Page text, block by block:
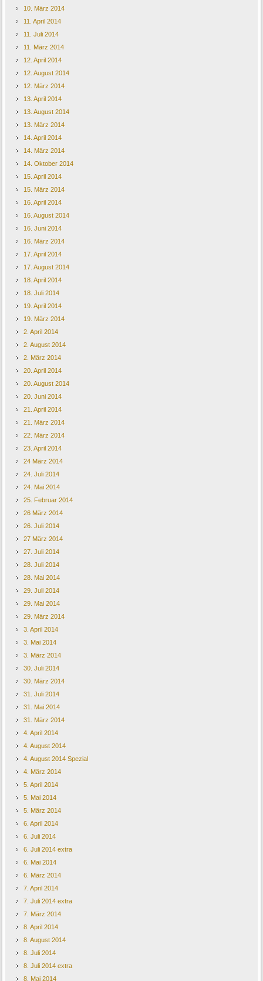
10. März 2014
11. April 2014
11. Juli 2014
11. März 2014
12. April 2014
12. August 2014
12. März 2014
13. April 2014
13. August 2014
13. März 2014
14. April 2014
14. März 2014
14. Oktober 2014
15. April 2014
15. März 2014
16. April 2014
16. August 2014
16. Juni 2014
16. März 2014
17. April 2014
17. August 2014
18. April 2014
18. Juli 2014
19. April 2014
19. März 2014
2. April 2014
2. August 2014
2. März 2014
20. April 2014
20. August 2014
20. Juni 2014
21. April 2014
21. März 2014
22. März 2014
23. April 2014
24 März 2014
24. Juli 2014
24. Mai 2014
25. Februar 2014
26 März 2014
26. Juli 2014
27 März 2014
27. Juli 2014
28. Juli 2014
28. Mai 2014
29. Juli 2014
29. Mai 2014
29. März 2014
3. April 2014
3. Mai 2014
3. März 2014
30. Juli 2014
30. März 2014
31. Juli 2014
31. Mai 2014
31. März 2014
4. April 2014
4. August 2014
4. August 2014 Spezial
4. März 2014
5. April 2014
5. Mai 2014
5. März 2014
6. April 2014
6. Juli 2014
6. Juli 2014 extra
6. Mai 2014
6. März 2014
7. April 2014
7. Juli 2014 extra
7. März 2014
8. April 2014
8. August 2014
8. Juli 2014
8. Juli 2014 extra
8. Mai 2014